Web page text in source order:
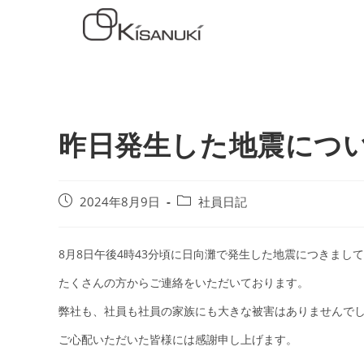
昨日発生した地震につ
2024年8月9日 社員日記
8月8日午後4時43分頃に日向灘で発生した地震につきまして
たくさんの方からご連絡をいただいております。
弊社も、社員も社員の家族にも大きな被害はありませんでし
ご心配いただいた皆様には感謝申し上げます。